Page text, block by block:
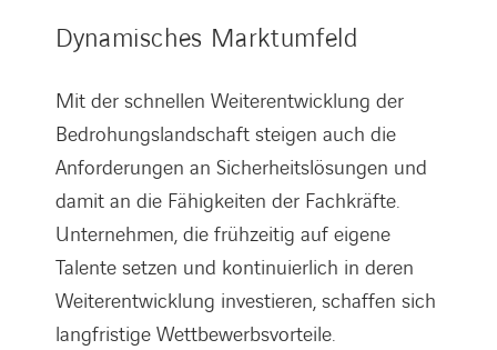
Dynamisches Marktumfeld
Mit der schnellen Weiterentwicklung der
Bedrohungslandschaft steigen auch die
Anforderungen an Sicherheitslösungen und
damit an die Fähigkeiten der Fachkräfte.
Unternehmen, die frühzeitig auf eigene
Talente setzen und kontinuierlich in deren
Weiterentwicklung investieren, schaffen sich
langfristige Wettbewerbsvorteile.